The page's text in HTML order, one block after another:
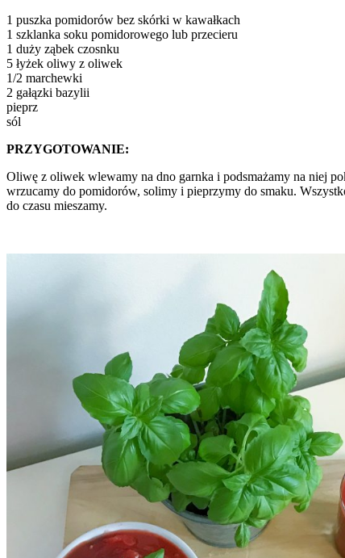
1 puszka pomidorów bez skórki w kawałkach
1 szklanka soku pomidorowego lub przecieru
1 duży ząbek czosnku
5 łyżek oliwy z oliwek
1/2 marchewki
2 gałązki bazylii
pieprz
sól
PRZYGOTOWANIE:
Oliwę z oliwek wlewamy na dno garnka i podsmażamy na niej
wrzucamy do pomidorów, solimy i pieprzymy do smaku.
do czasu mieszamy.